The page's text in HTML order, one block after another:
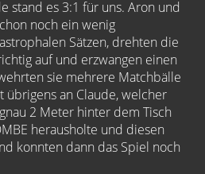
stand es 3:1 für uns. Aron und
noch ein wenig
Sätzen, drehten die
auf und erzwangen einen
sie mehrere Matchbälle
übrigens an Claude, welcher
2 Meter hinter dem Tisch
herausholte und diesen
konnten dann das Spiel noch